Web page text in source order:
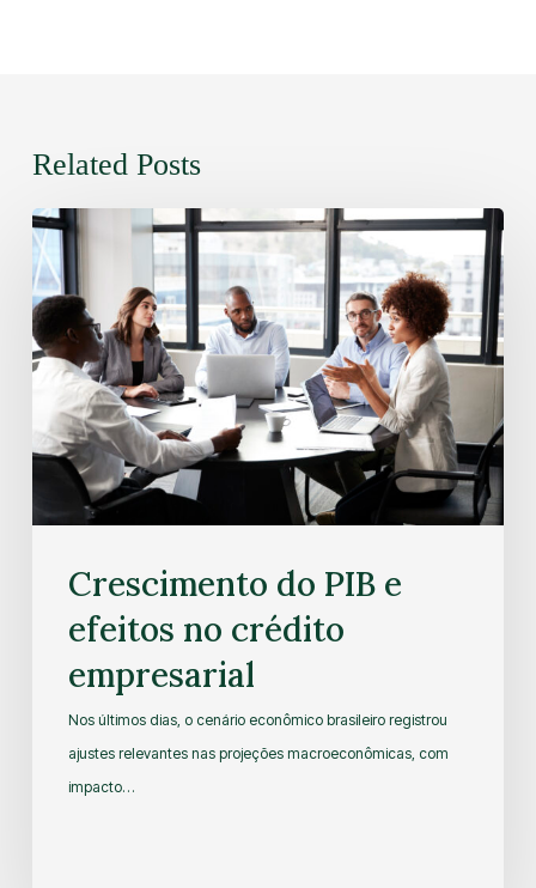
Related Posts
Crescimento do PIB e
efeitos no crédito
empresarial
Nos últimos dias, o cenário econômico brasileiro registrou
ajustes relevantes nas projeções macroeconômicas, com
impacto…